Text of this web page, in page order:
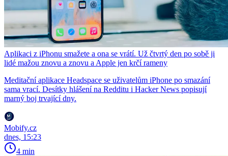
Aplikaci z iPhonu smažete a ona se vrátí. Už čtvrtý den po sobě ji
lidé mažou znovu a znovu a Apple jen krčí rameny
Meditační aplikace Headspace se uživatelům iPhone po smazání
sama vrací. Desítky hlášení na Redditu i Hacker News popisují
marný boj trvající dny.
Mobify.cz
dnes, 15:23
4 min